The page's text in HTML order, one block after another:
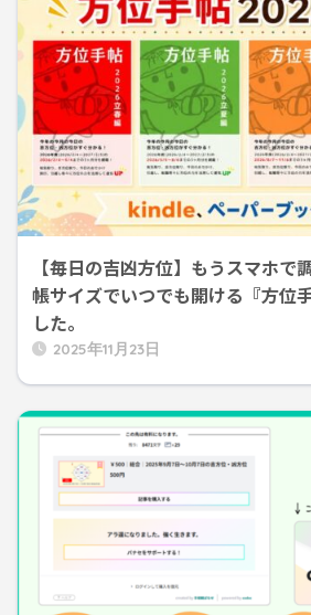
【毎日の吉凶方位】もうスマホで
帳サイズでいつでも開ける『方位
した。
2025年11月23日